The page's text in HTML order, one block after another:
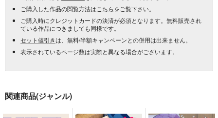
ご購入した作品の閲覧方法は こちらをご覧下さい。
ご購入時にクレジットカードの決済が必須となります。無料販売され
ている作品につきましても同様です。
セット値引きは、無料/半額キャンペーンとの併用は出来ません。
表示されているページ数は実際と異なる場合がございます。
関連商品(ジャンル)